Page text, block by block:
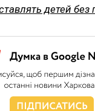
детей без